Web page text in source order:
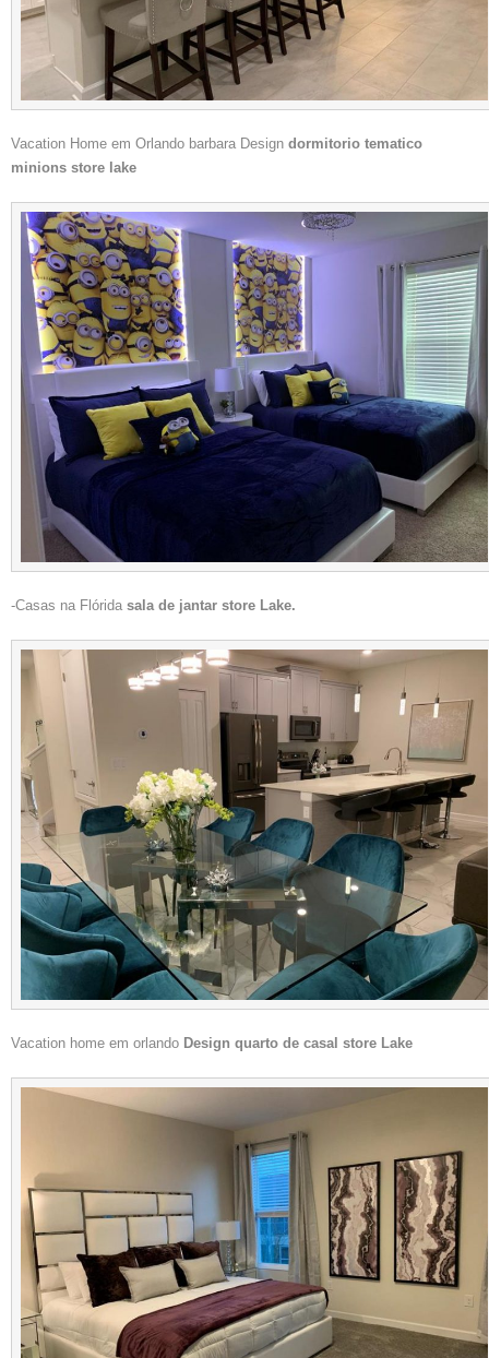
Vacation Home em Orlando barbara Design dormitorio tematico
minions store lake
-Casas na Flórida sala de jantar store Lake.
Vacation home em orlando Design quarto de casal store Lake